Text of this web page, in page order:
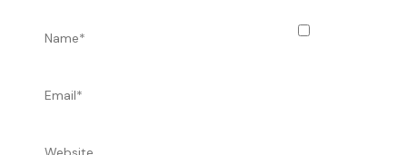
Name*
Email*
Website